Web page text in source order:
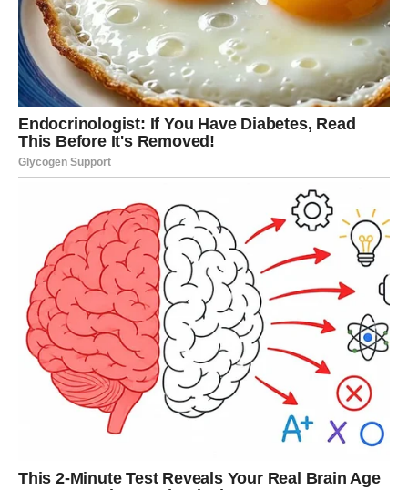
Vježba za ublažavanje bola u
vratu
Jedna od osnovnih vježbi koju Bubnovski preporučuje kod
napetosti i bola u vratnom dijelu kičme je takozvani
Kako se izvodi:
Stanite na sve četiri, dlanovi ispod ramena, koljena ispod
kukova
Leđa držite ravno
Uz izdah lagano izvijte leđa prema gore, kao kada se
mačka izgrbi
Zatim se polako vratite u neutralan položaj